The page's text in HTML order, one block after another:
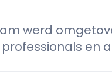
werd
en